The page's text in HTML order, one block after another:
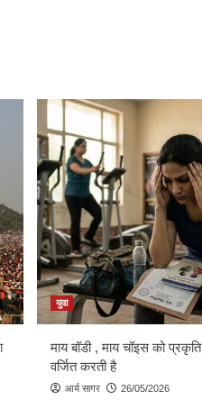
युवा
माय बॉडी , माय चॉइस को प्रकृति
वर्जित करती है
आर्य सागर 26/05/2026